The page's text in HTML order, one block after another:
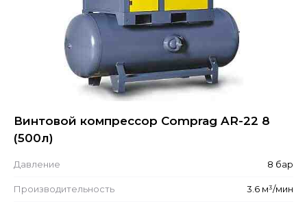
Винтовой компрессор Comprag AR-22 8
(500л)
Давление 8 бар
Производительность 3.6 м³/мин